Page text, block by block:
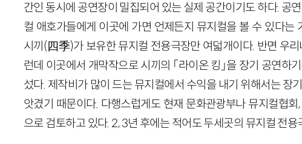
간인 동시에 공연장이 밀집되어 있는 실제 공간이기도 하다. 공
컬 애호가들에게 이곳에 가면 언제든지 뮤지컬을 볼 수 있다는
시끼(四季)가 보유한 뮤지컬 전용극장만 여덟개이다. 반면 우
런데 이곳에서 개막작으로 시끼의 「라이온 킹」을 장기 공연
섰다. 제작비가 많이 드는 뮤지컬에서 수익을 내기 위해서는 장
앗겼기 때문이다. 다행스럽게도 현재 문화관광부나 뮤지컬협
으로 검토하고 있다. 2, 3년 후에는 적어도 두세곳의 뮤지컬 전